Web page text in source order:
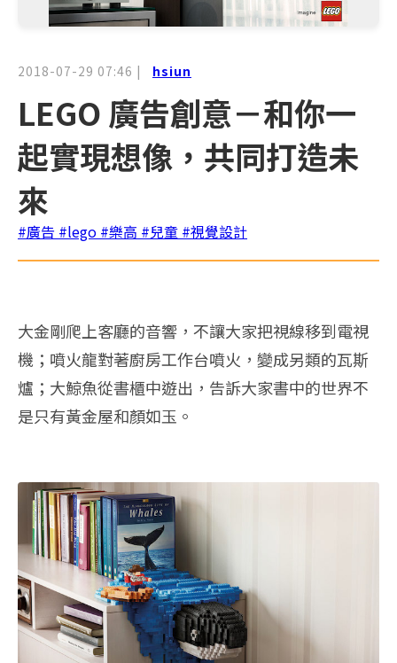
2018-07-29 07:46 | hsiun
LEGO 廣告創意－和你一
起實現想像，共同打造未
來
#廣告 #lego #樂高 #兒童 #視覺設計
大金剛爬上客廳的音響，不讓大家把視線移到電視
機；噴火龍對著廚房工作台噴火，變成另類的瓦斯
爐；大鯨魚從書櫃中遊出，告訴大家書中的世界不
是只有黃金屋和顏如玉。